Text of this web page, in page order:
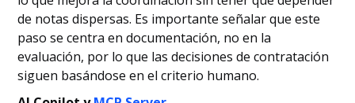
de notas dispersas. Es importante señalar que este
paso se centra en documentación, no en la
evaluación, por lo que las decisiones de contratación
siguen basándose en el criterio humano.